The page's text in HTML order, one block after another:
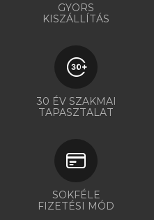
GYORS
KISZÁLLÍTÁS
30 ÉV SZAKMAI
TAPASZTALAT
SOKFÉLE
FIZETÉSI MÓD